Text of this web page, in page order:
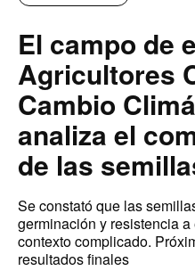
El campo de
Agricultores
Cambio
analiza el
de las
Se constató que las
germinación y resistencia
contexto complicado.
resultados finales